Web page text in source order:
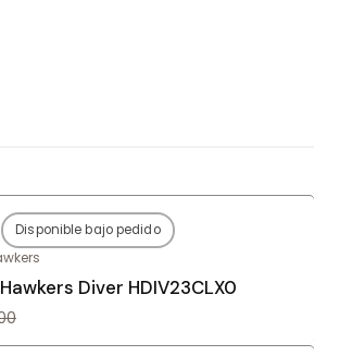
Disponible bajo pedido
Diver HDIV23CLX0